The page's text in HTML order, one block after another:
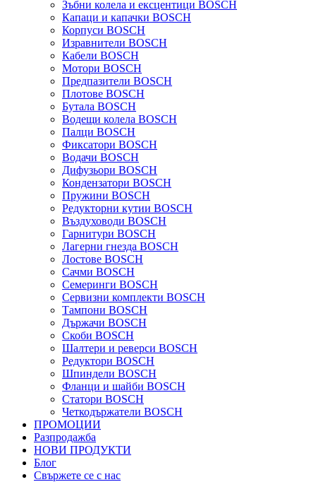
Зъбни колела и ексцентици BOSCH
Капаци и капачки BOSCH
Корпуси BOSCH
Изравнители BOSCH
Кабели BOSCH
Мотори BOSCH
Предпазители BOSCH
Плотове BOSCH
Бутала BOSCH
Водещи колела BOSCH
Палци BOSCH
Фиксатори BOSCH
Водачи BOSCH
Дифузьори BOSCH
Кондензатори BOSCH
Пружини BOSCH
Редукторни кутии BOSCH
Въздуховоди BOSCH
Гарнитури BOSCH
Лагерни гнезда BOSCH
Лостове BOSCH
Сачми BOSCH
Семеринги BOSCH
Сервизни комплекти BOSCH
Тампони BOSCH
Държачи BOSCH
Скоби BOSCH
Шалтери и реверси BOSCH
Редуктори BOSCH
Шпиндели BOSCH
Фланци и шайби BOSCH
Статори BOSCH
Четкодържатели BOSCH
ПРОМОЦИИ
Разпродажба
НОВИ ПРОДУКТИ
Блог
Свържете се с нас